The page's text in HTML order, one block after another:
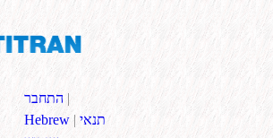
התחבר |
Hebrew | תנאי